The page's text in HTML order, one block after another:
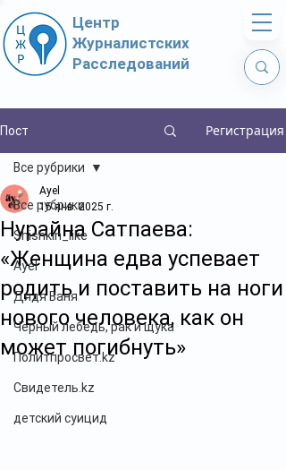
Центр
Журналистских
Расследований
Пост Регистрация
Все рубрики
Shishkin_like
Ayel
Дядя Ваня
Чёрный лебедь, рак и щука
Политпросвет.kz
Свидетель.kz
детский суицид
Все рубрики
Нурайна Сатпаева:
«Женщина едва успевает
родить и поставить на ноги
нового человека, как он
может погибнуть»
Ayel
15 янв. 2025 г.